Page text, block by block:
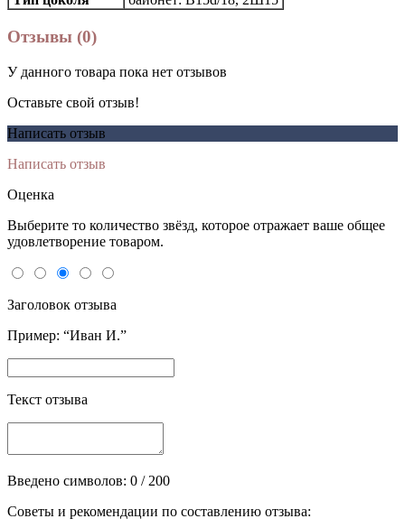
Отзывы (0)
У данного товара пока нет отзывов
Оставьте свой отзыв!
Написать отзыв
Написать отзыв
Оценка
Выберите то количество звёзд, которое отражает ваше общее
удовлетворение товаром.
Заголовок отзыва
Пример: “Иван И.”
Текст отзыва
Введено символов: 0 / 200
Советы и рекомендации по составлению отзыва: